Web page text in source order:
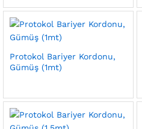
5 üzerinden
5.00
oy aldı
Protokol Bariyer Kordonu,
Gümüş (1mt)